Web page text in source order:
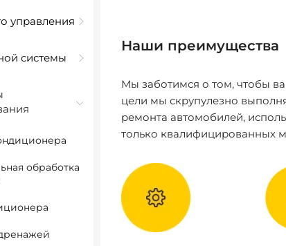
управления
системы
обработка
Наши преимущества
Мы заботимся о том, чтобы
цели мы скрупулезно
ремонта автомобилей,
только квалифицированных